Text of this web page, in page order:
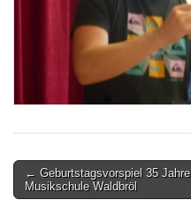
Post
navigation
← Geburtstagsvorspiel 35 Jahre
Musikschule Waldbröl